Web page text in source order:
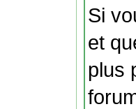
Si
et
plus